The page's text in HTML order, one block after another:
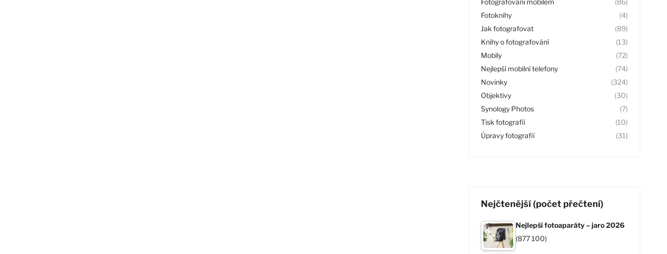
Fotografování mobilem
(86)
Fotoknihy
(4)
Jak fotografovat
(89)
Knihy o fotografování
(13)
Mobily
(72)
Nejlepší mobilní telefony
(74)
Novinky
(324)
Objektivy
(30)
Synology Photos
(7)
Tisk fotografií
(10)
Úpravy fotografií
(31)
Nejčtenější (počet přečtení)
Nejlepší fotoaparáty – jaro 2026
(877 100)